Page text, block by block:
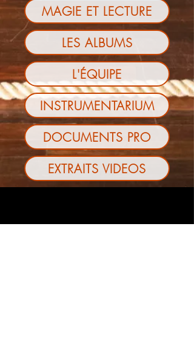
MAGIE ET LECTURE
LES ALBUMS
L'ÉQUIPE
INSTRUMENTARIUM
DOCUMENTS PRO
EXTRAITS VIDEOS